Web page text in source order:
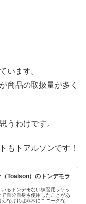
います。
商品の取扱量が多く
うわけです。
もトアルソンです！
（Toalson）のトンデモラ
いるトンデモない練習用ラケッ
で自分自身も使用したことがあ
なければ非常にユニークな経